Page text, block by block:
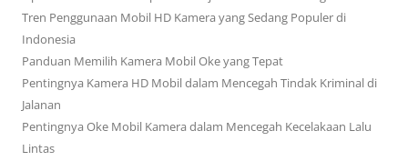
Tren Penggunaan Mobil HD Kamera yang Sedang Populer di
Indonesia
Panduan Memilih Kamera Mobil Oke yang Tepat
Pentingnya Kamera HD Mobil dalam Mencegah Tindak Kriminal di
Jalanan
Pentingnya Oke Mobil Kamera dalam Mencegah Kecelakaan Lalu
Lintas